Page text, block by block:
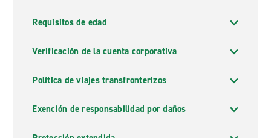
Requisitos de edad
Verificación de la cuenta corporativa
Política de viajes transfronterizos
Exención de responsabilidad por daños